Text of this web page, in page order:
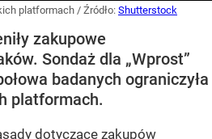
platformach / Źródło: Shutterstock
zakupowe
Sondaż dla „Wprost”
badanych ograniczyła
platformach.
dotyczące zakupów